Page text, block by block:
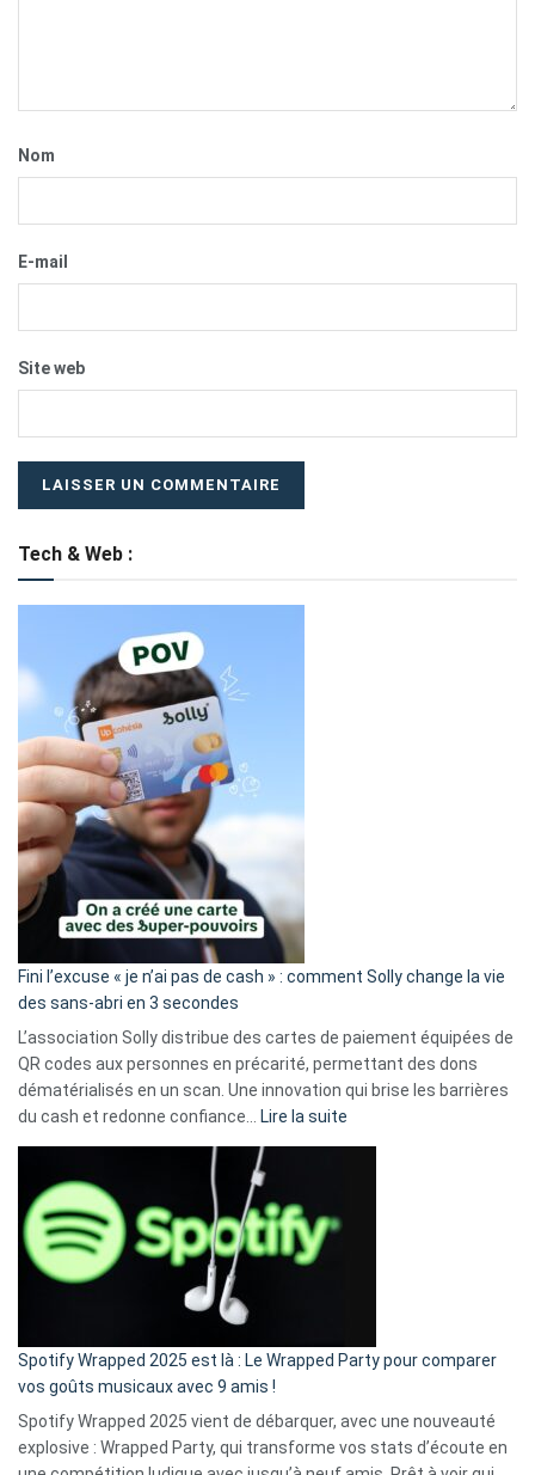
Nom
E-mail
Site web
Tech & Web :
Fini l’excuse « je n’ai pas de cash » : comment Solly change la vie
des sans-abri en 3 secondes
L’association Solly distribue des cartes de paiement équipées de
QR codes aux personnes en précarité, permettant des dons
dématérialisés en un scan. Une innovation qui brise les barrières
du cash et redonne confiance…
Lire la suite
»
Solly
change
Spotify Wrapped 2025 est là : Le Wrapped Party pour comparer
vos goûts musicaux avec 9 amis !
Spotify Wrapped 2025 vient de débarquer, avec une nouveauté
explosive : Wrapped Party, qui transforme vos stats d’écoute en